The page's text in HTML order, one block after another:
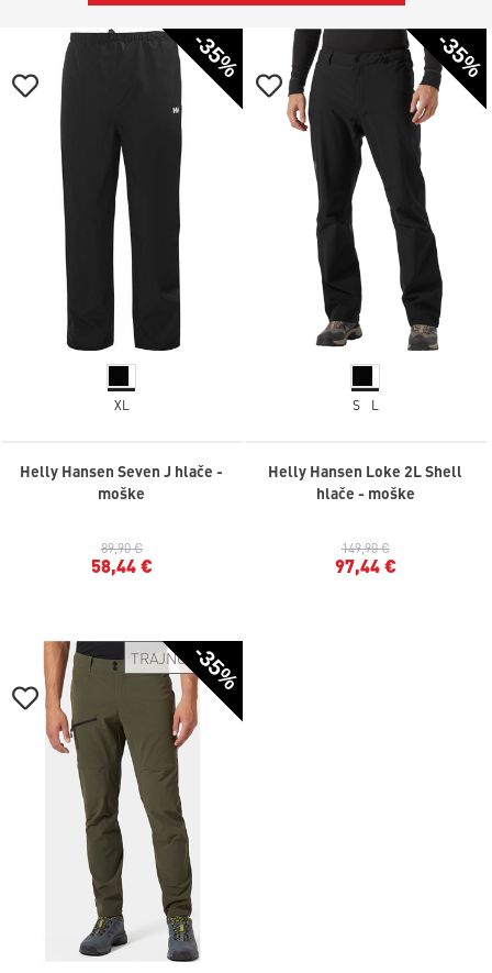
-35%
XL
Helly Hansen Seven J hlače -
moške
89,90 €
58,44 €
-35%
S L
Helly Hansen Loke 2L Shell
hlače - moške
149,90 €
97,44 €
-35%
TRAJNOSTNO